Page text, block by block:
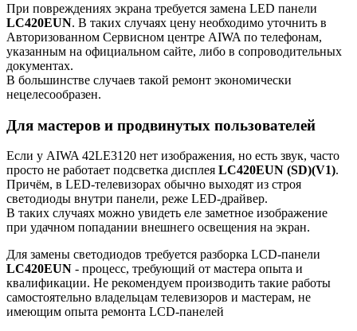
При повреждениях экрана требуется замена LED панели
LC420EUN. В таких случаях цену необходимо уточнить в
Авторизованном Сервисном центре AIWA по телефонам,
указанным на официальном сайте, либо в сопроводительных
документах.
В большинстве случаев такой ремонт экономически
нецелесообразен.
Для мастеров и продвинутых пользователей
Если у AIWA 42LE3120 нет изображения, но есть звук, часто
просто не работает подсветка дисплея LC420EUN (SD)(V1).
Причём, в LED-телевизорах обычно выходят из строя
светодиоды внутри панели, реже LED-драйвер.
В таких случаях можно увидеть еле заметное изображение
при удачном попадании внешнего освещения на экран.
Для замены светодиодов требуется разборка LCD-панели
LC420EUN - процесс, требующий от мастера опыта и
квалификации. Не рекомендуем производить такие работы
самостоятельно владельцам телевизоров и мастерам, не
имеющим опыта ремонта LCD-панелей